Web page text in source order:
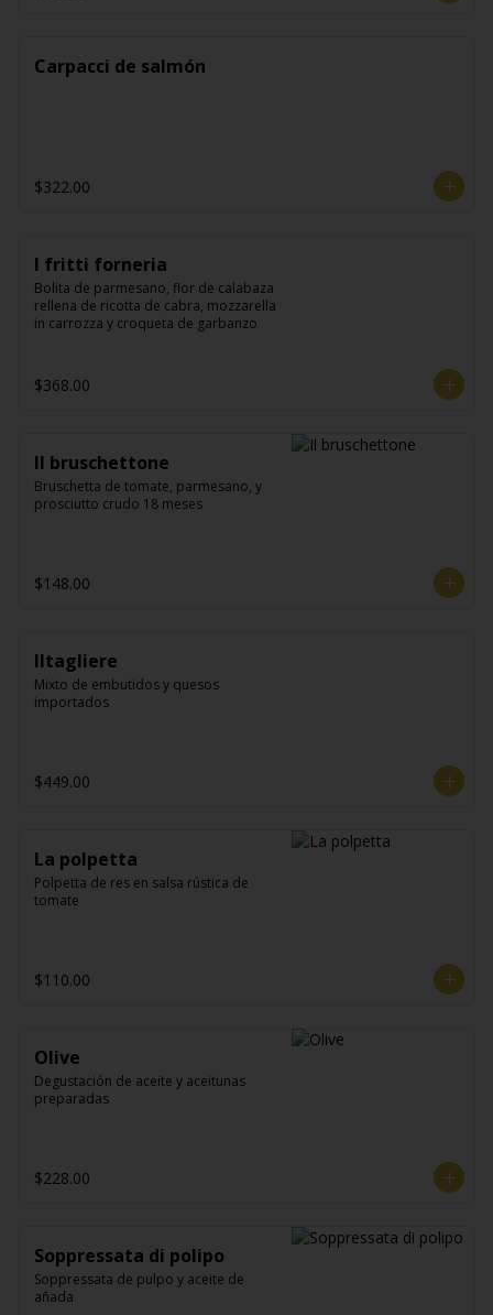
Carpacci de salmón
$322.00
I fritti forneria
Bolita de parmesano, flor de calabaza
rellena de ricotta de cabra, mozzarella
in carrozza y croqueta de garbanzo
$368.00
Il bruschettone
Bruschetta de tomate, parmesano, y
prosciutto crudo 18 meses
$148.00
Iltagliere
Mixto de embutidos y quesos
importados
$449.00
La polpetta
Polpetta de res en salsa rústica de
tomate
$110.00
Olive
Degustación de aceite y aceitunas
preparadas
$228.00
Soppressata di polipo
Soppressata de pulpo y aceite de
añada